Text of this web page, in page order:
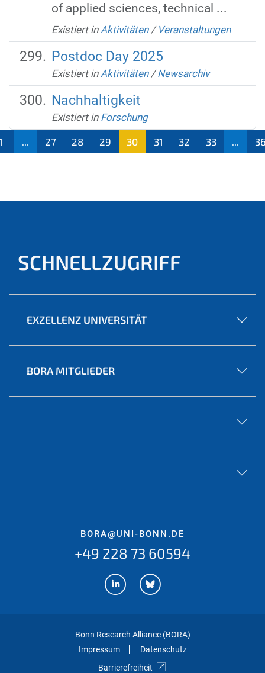
of applied sciences, technical ...
Existiert in Aktivitäten / Veranstaltungen
Postdoc Day 2025
Existiert in Aktivitäten /Newsarchiv
Nachhaltigkeit
Existiert in Forschung
27 28 29
30
31 32 33
SCHNELLZUGRIFF
EXZELLENZ UNIVERSITÄT
BORA MITGLIEDER
BORA@UNI-BONN.DE
+49 228 73 60594
Bonn Research Alliance (BORA)
Impressum
Datenschutz
Barrierefreiheit